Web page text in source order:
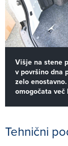
Višje na stene
v površino dna
zelo
omogočata
Tehnični